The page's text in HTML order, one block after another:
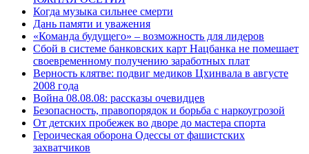
Когда музыка сильнее смерти
Дань памяти и уважения
«Команда будущего» – возможность для лидеров
Сбой в системе банковских карт Нацбанка не помешает
своевременному получению заработных плат
Верность клятве: подвиг медиков Цхинвала в августе
2008 года
Война 08.08.08: рассказы очевидцев
Безопасность, правопорядок и борьба с наркоугрозой
От детских пробежек во дворе до мастера спорта
Героическая оборона Одессы от фашистских
захватчиков